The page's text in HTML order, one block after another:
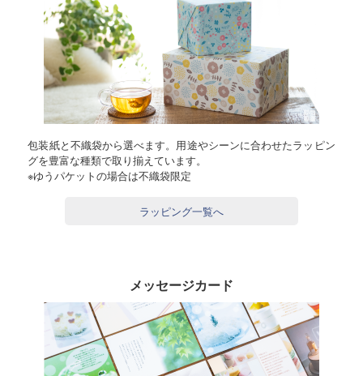
包装紙と不織袋から選べます。用途やシーンに合わせたラッピン
グを豊富な種類で取り揃えています。
※ゆうパケットの場合は不織袋限定
ラッピング一覧へ
メッセージカード